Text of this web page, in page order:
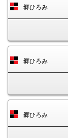
郷ひろみ
郷ひろみ
郷ひろみ